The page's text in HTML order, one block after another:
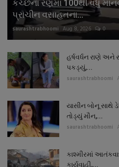
કચ્છના રણમાં 100થી વધુ
પ્રાચીન વસાહતના...
saurashtrabhoomi Aug 8, 2026 0
હર્ષવર્ધન રાણે અને
પકડ્યું,...
saurashtrabhoomi
યાસીન બોનૂ સાથે
તોડ્યું મૌન,...
saurashtrabhoomi
કાશ્મીરમાં
કાર્યવાહી,...